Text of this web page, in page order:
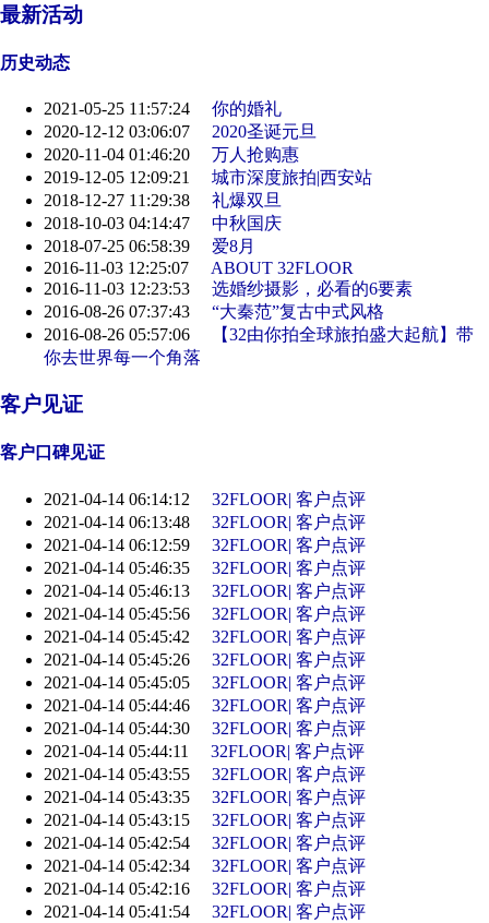
最新活动
历史动态
2021-05-25 11:57:24
你的婚礼
2020-12-12 03:06:07
2020圣诞元旦
2020-11-04 01:46:20
万人抢购惠
2019-12-05 12:09:21
城市深度旅拍|西安站
2018-12-27 11:29:38
礼爆双旦
2018-10-03 04:14:47
中秋国庆
2018-07-25 06:58:39
爱8月
2016-11-03 12:25:07
ABOUT 32FLOOR
2016-11-03 12:23:53
选婚纱摄影，必看的6要素
2016-08-26 07:37:43
“大秦范”复古中式风格
2016-08-26 05:57:06
【32由你拍全球旅拍盛大起航】带
你去世界每一个角落
客户见证
客户口碑见证
2021-04-14 06:14:12
32FLOOR| 客户点评
2021-04-14 06:13:48
32FLOOR| 客户点评
2021-04-14 06:12:59
32FLOOR| 客户点评
2021-04-14 05:46:35
32FLOOR| 客户点评
2021-04-14 05:46:13
32FLOOR| 客户点评
2021-04-14 05:45:56
32FLOOR| 客户点评
2021-04-14 05:45:42
32FLOOR| 客户点评
2021-04-14 05:45:26
32FLOOR| 客户点评
2021-04-14 05:45:05
32FLOOR| 客户点评
2021-04-14 05:44:46
32FLOOR| 客户点评
2021-04-14 05:44:30
32FLOOR| 客户点评
2021-04-14 05:44:11
32FLOOR| 客户点评
2021-04-14 05:43:55
32FLOOR| 客户点评
2021-04-14 05:43:35
32FLOOR| 客户点评
2021-04-14 05:43:15
32FLOOR| 客户点评
2021-04-14 05:42:54
32FLOOR| 客户点评
2021-04-14 05:42:34
32FLOOR| 客户点评
2021-04-14 05:42:16
32FLOOR| 客户点评
2021-04-14 05:41:54
32FLOOR| 客户点评